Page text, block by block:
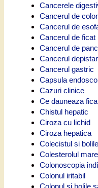
Cancerele
Cancerul de
Cancerul de
Cancerul de ficat
Cancerul de
Cancerul
Cancerul gastric
Capsula
Cazuri clinice
Ce dauneaza
Chistul hepatic
Ciroza cu lichid
Ciroza hepatica
Colecistul si
Colesterolul
Colonoscopia
Colonul iritabil
Colonul si bolile